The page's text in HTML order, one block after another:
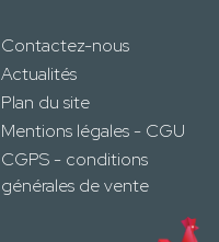
Contactez-nous
Actualités
Plan du site
Mentions légales - CGU
CGPS - conditions
générales de vente